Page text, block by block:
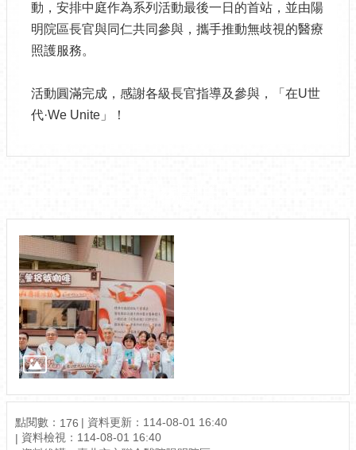
動，安排中庭作為系列活動最後一日的首站，並由陽
明院區長官與同仁共同參與，攜手推動無歧視的醫療
照護服務。
活動圓滿完成，感謝各級長官指導及參與，「在U世
代·We Unite」！
點閱數： 176
資料更新：114-08-01 16:40
資料檢視：114-08-01 16:40